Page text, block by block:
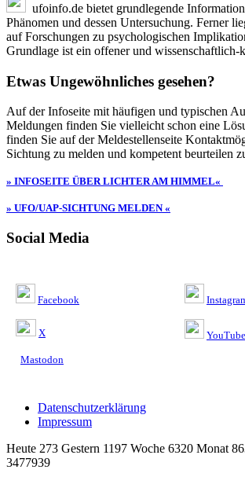
ufoinfo.de bietet grundlegende
Phänomen und dessen Untersuchung. Ferner
auf Forschungen zu psychologischen
Grundlage ist ein offener und wissenschaftlich-
Etwas Ungewöhnliches gesehen?
Auf der Infoseite mit häufigen und typischen
Meldungen finden Sie vielleicht schon eine
finden Sie auf der Meldestellenseite
Sichtung zu melden und kompetent beurteilen
» INFOSEITE ÜBER LICHTER AM HIMMEL«
» UFO/UAP-SICHTUNG MELDEN «
Social Media
Facebook
X
Mastodon
YouTube
Datenschutzerklärung
Impressum
Heute 273 Gestern 1197 Woche 6320 Monat
3477939